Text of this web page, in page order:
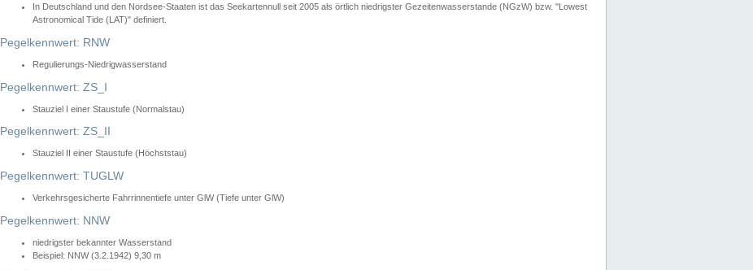
In Deutschland und den Nordsee-Staaten ist das Seekartennull seit 2005 als örtlich niedrigster Gezeitenwasserstande (NGzW) bzw. "Lowest
Astronomical Tide (LAT)" definiert.
Pegelkennwert: RNW
Regulierungs-Niedrigwasserstand
Pegelkennwert: ZS_I
Stauziel I einer Staustufe (Normalstau)
Pegelkennwert: ZS_II
Stauziel II einer Staustufe (Höchststau)
Pegelkennwert: TUGLW
Verkehrsgesicherte Fahrrinnentiefe unter GlW (Tiefe unter GlW)
Pegelkennwert: NNW
niedrigster bekannter Wasserstand
Beispiel: NNW (3.2.1942) 9,30 m